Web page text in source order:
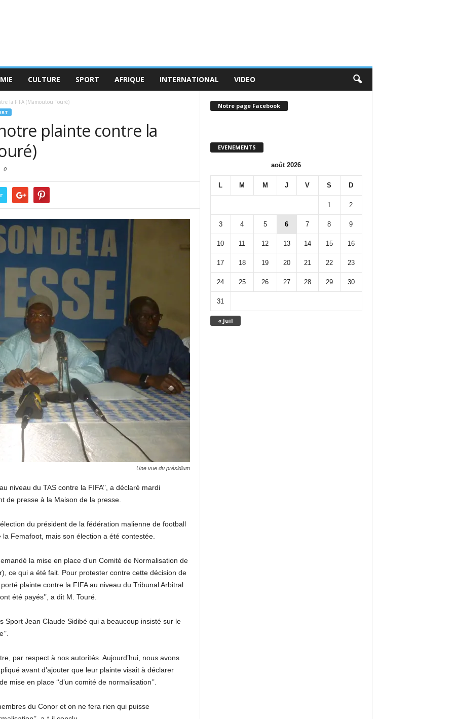
CULTURE SPORT AFRIQUE INTERNATIONAL VIDEO
la FIFA (Mamoutou Touré)
plainte contre la
0
Une vue du présidium
niveau du TAS contre la FIFA’’, a déclaré mardi
de presse à la Maison de la presse.
du président de la fédération malienne de football
Femafoot, mais son élection a été contestée.
la mise en place d’un Comité de Normalisation de
ce qui a été fait. Pour protester contre cette décision de
plainte contre la FIFA au niveau du Tribunal Arbitral
été payés’’, a dit M. Touré.
Sport Jean Claude Sidibé qui a beaucoup insisté sur le
par respect à nos autorités. Aujourd’hui, nous avons
avant d’ajouter que leur plainte visait à déclarer
mise en place ‘‘d’un comité de normalisation’’.
du Conor et on ne fera rien qui puisse
Notre page Facebook
EVENEMENTS
août 2026
L M M J V S D
« Juil
1 2
3 4 5 6 7 8 9
10 11 12 13 14 15 16
17 18 19 20 21 22 23
24 25 26 27 28 29 30
31